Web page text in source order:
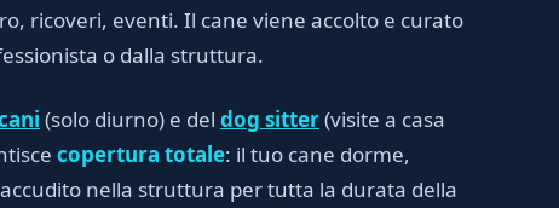
ricoveri, eventi. Il cane viene accolto e curato
o dalla struttura.
(solo diurno) e del dog sitter(visite a casa
copertura totale: il tuo cane dorme,
nella struttura per tutta la durata della